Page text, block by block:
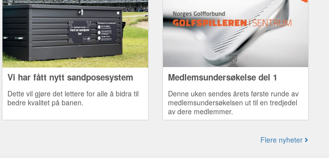
Vi har fått nytt sandposesystem
Dette vil gjøre det lettere for alle å bidra til
bedre kvalitet på banen.
Medlemsundersøkelse del 1
Denne uken sendes årets første runde av
medlemsundersøkelsen ut til en tredjedel
av dere medlemmer.
Flere nyheter